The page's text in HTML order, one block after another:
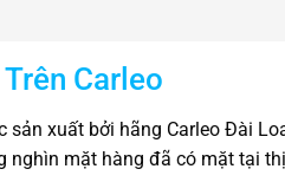
Carleo
sản xuất bởi hãng Carleo Đài
nghìn mặt hàng đã có mặt tại